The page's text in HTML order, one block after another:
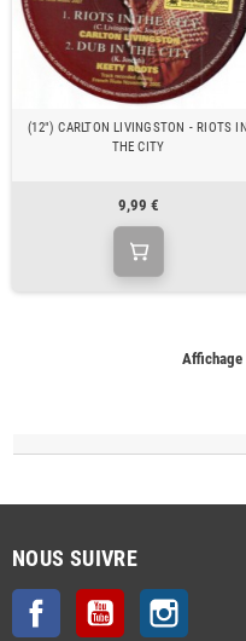
(12") CARLTON LIVINGSTON - RIOTS IN
THE CITY
9,99 €
NOUS SUIVRE
Facebook YouTube